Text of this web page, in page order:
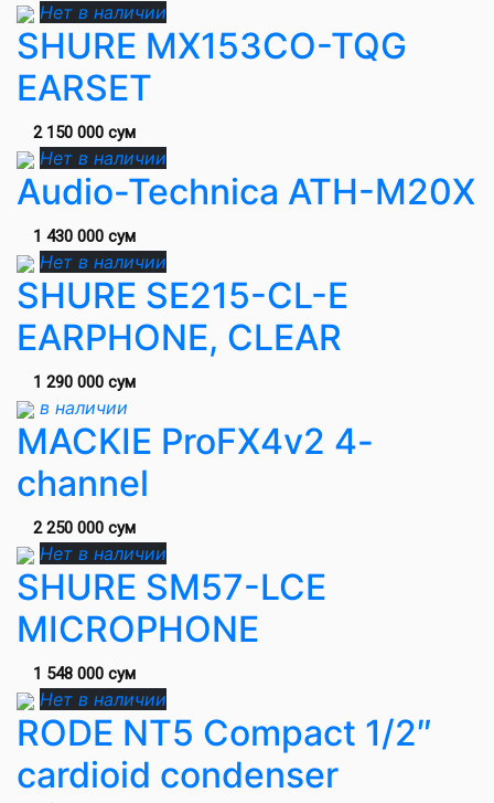
Нет в наличии
SHURE MX153CO-TQG
EARSET
2 150 000 сум
Нет в наличии
Audio-Technica ATH-M20X
1 430 000 сум
Нет в наличии
SHURE SE215-CL-E
EARPHONE, CLEAR
1 290 000 сум
в наличии
MACKIE ProFX4v2 4-
channel
2 250 000 сум
Нет в наличии
SHURE SM57-LCE
MICROPHONE
1 548 000 сум
Нет в наличии
RODE NT5 Compact 1/2″
cardioid condenser